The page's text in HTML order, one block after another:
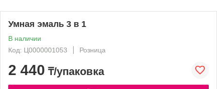
Умная эмаль 3 в 1
В наличии
Код: Ц0000001053
Розница
2 440 ₸/упаковка